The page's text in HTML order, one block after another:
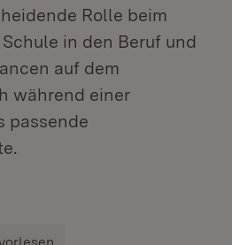
Rolle beim
in den Beruf und
auf dem
während einer
passende